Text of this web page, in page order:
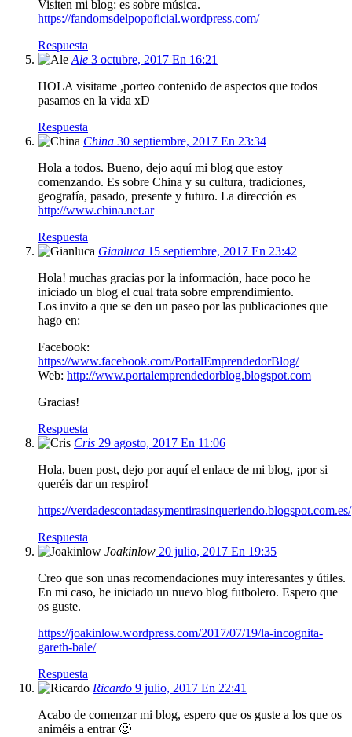
Visiten mi blog: es sobre música.
https://fandomsdelpopoficial.wordpress.com/
Respuesta
Ale 3 octubre, 2017 En 16:21
HOLA visitame ,porteo contenido de aspectos que todos
pasamos en la vida xD
Respuesta
China 30 septiembre, 2017 En 23:34
Hola a todos. Bueno, dejo aquí mi blog que estoy
comenzando. Es sobre China y su cultura, tradiciones,
geografía, pasado, presente y futuro. La dirección es
http://www.china.net.ar
Respuesta
Gianluca 15 septiembre, 2017 En 23:42
Hola! muchas gracias por la información, hace poco he
iniciado un blog el cual trata sobre emprendimiento.
Los invito a que se den un paseo por las publicaciones que
hago en:
Facebook:
https://www.facebook.com/PortalEmprendedorBlog/
Web: http://www.portalemprendedorblog.blogspot.com
Gracias!
Respuesta
Cris 29 agosto, 2017 En 11:06
Hola, buen post, dejo por aquí el enlace de mi blog, ¡por si
queréis dar un respiro!
https://verdadescontadasymentirasinqueriendo.blogspot.com.es/
Respuesta
Joakinlow 20 julio, 2017 En 19:35
Creo que son unas recomendaciones muy interesantes y útiles.
En mi caso, he iniciado un nuevo blog futbolero. Espero que
os guste.
https://joakinlow.wordpress.com/2017/07/19/la-incognita-
gareth-bale/
Respuesta
Ricardo 9 julio, 2017 En 22:41
Acabo de comenzar mi blog, espero que os guste a los que os
animéis a entrar 🙂